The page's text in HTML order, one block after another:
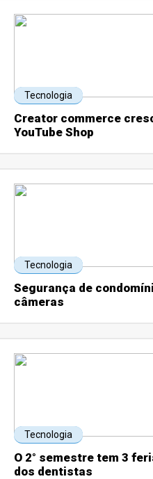
Tecnologia
Creator commerce
YouTube Shop
Tecnologia
Segurança de
câmeras
Tecnologia
O 2° semestre tem 3
dos dentistas